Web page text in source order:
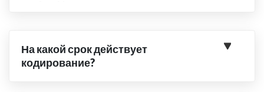
На какой срок действует
кодирование?